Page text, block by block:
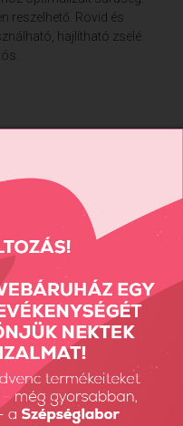
reszelhető. Rövid és
hajlítható zselé.
ecset, Xtreme Gel ecset
1-2 perc.
ben 8-10 mp.
Következő termék